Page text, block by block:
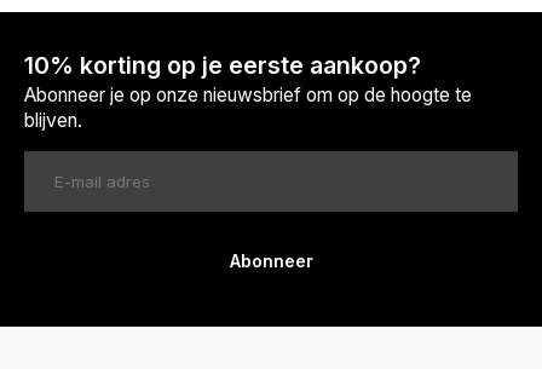
10% korting op je eerste aankoop?
Abonneer je op onze nieuwsbrief om op de hoogte te
blijven.
Abonneer